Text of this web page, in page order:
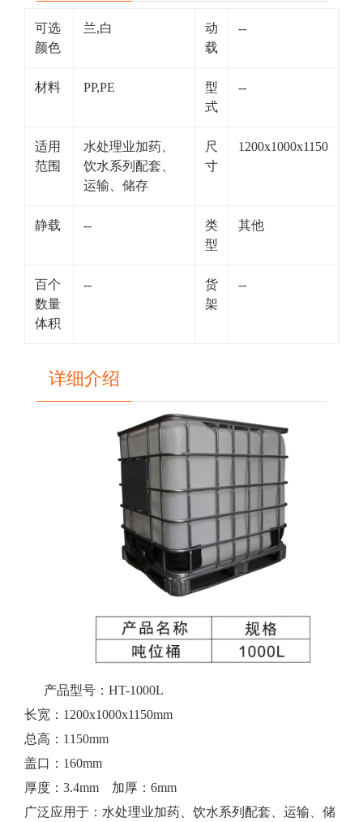
可选
颜色
兰,白
动
载
--
材料 PP,PE
型
式
--
适用
范围
水处理业加药、
饮水系列配套、
运输、储存
尺
寸
1200x1000x1150
静载 --
类
型
其他
百个
数量
体积
--
货
架
--
详细介绍
产品型号：HT-1000L
长宽：1200x1000x1150mm
总高：1150mm
盖口：160mm
厚度：3.4mm 加厚：6mm
广泛应用于：水处理业加药、饮水系列配套、运输、储